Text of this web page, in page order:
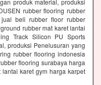
produk material, produksi
rubber flooring rubber
beli rubber floor rubber
rubber mat karet lantai
Track Silicon PU Sports
produksi Penelusuran yang
rubber flooring indonesia
flooring surabaya harga
karet gym harga karpet